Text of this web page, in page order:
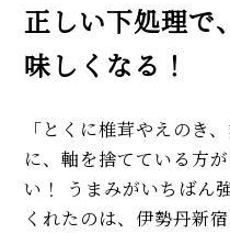
正しい下処理で
味しくなる！
「とくに椎茸やえのき
に、軸を捨てている方
い！ うまみがいちばん
くれたのは、伊勢丹新
味噌
で違
び方
【初
レシ
とパ
く！